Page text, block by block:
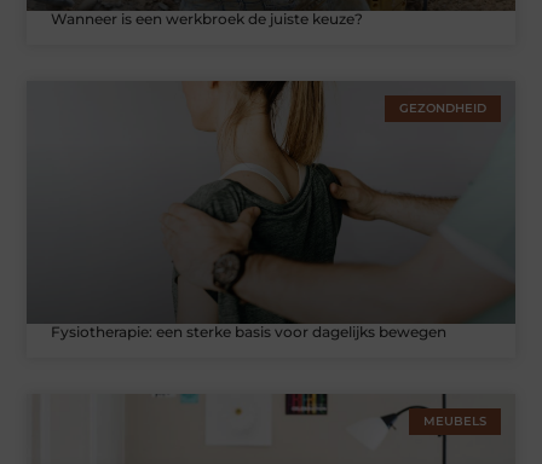
Wanneer is een werkbroek de juiste keuze?
GEZONDHEID
Fysiotherapie: een sterke basis voor dagelijks bewegen
MEUBELS